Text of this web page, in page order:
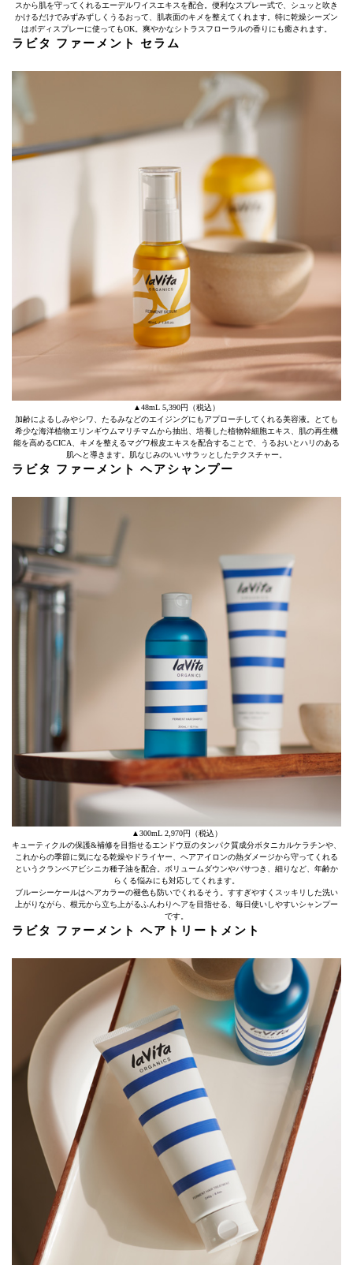
スから肌を守ってくれるエーデルワイスエキスを配合。便利なスプレー式で、シュッと吹き
かけるだけでみずみずしくうるおって、肌表面のキメを整えてくれます。特に乾燥シーズン
はボディスプレーに使ってもOK。爽やかなシトラスフローラルの香りにも癒されます。
ラビタ ファーメント セラム
▲48mL 5,390円（税込）
加齢によるしみやシワ、たるみなどのエイジングにもアプローチしてくれる美容液。とても
希少な海洋植物エリンギウムマリチマムから抽出、培養した植物幹細胞エキス、肌の再生機
能を高めるCICA、キメを整えるマグワ根皮エキスを配合することで、うるおいとハリのある
肌へと導きます。肌なじみのいいサラッとしたテクスチャー。
ラビタ ファーメント ヘアシャンプー
▲300mL 2,970円（税込）
キューティクルの保護&補修を目指せるエンドウ豆のタンパク質成分ボタニカルケラチンや、
これからの季節に気になる乾燥やドライヤー、ヘアアイロンの熱ダメージから守ってくれる
というクランベアビシニカ種子油を配合。ボリュームダウンやパサつき、細りなど、年齢か
らくる悩みにも対応してくれます。
ブルーシーケールはヘアカラーの褪色も防いでくれるそう。すすぎやすくスッキリした洗い
上がりながら、根元から立ち上がるふんわりヘアを目指せる、毎日使いしやすいシャンプー
です。
ラビタ ファーメント ヘアトリートメント